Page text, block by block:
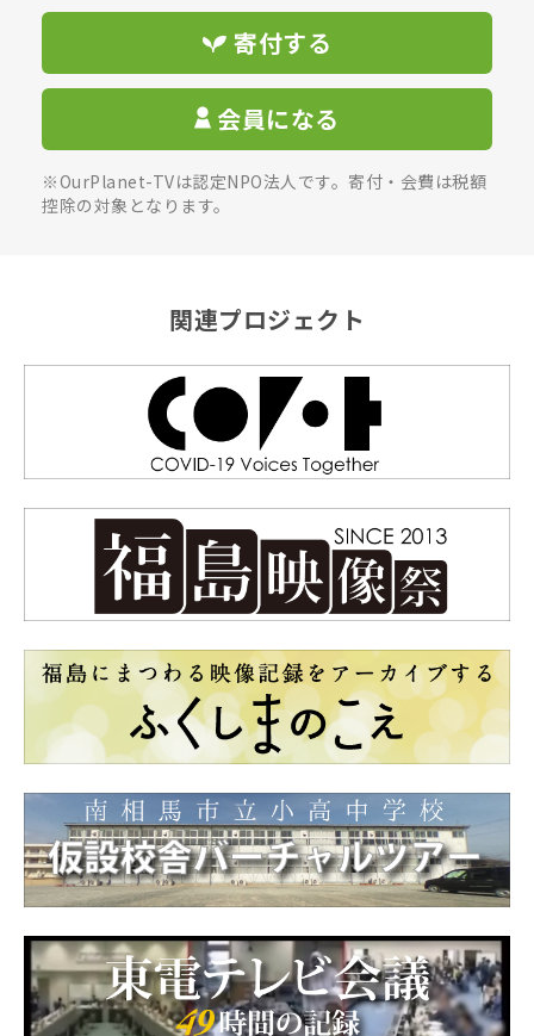
寄付する
会員になる
※OurPlanet-TVは認定NPO法人です。寄付・会費は税額
控除の対象となります。
関連プロジェクト